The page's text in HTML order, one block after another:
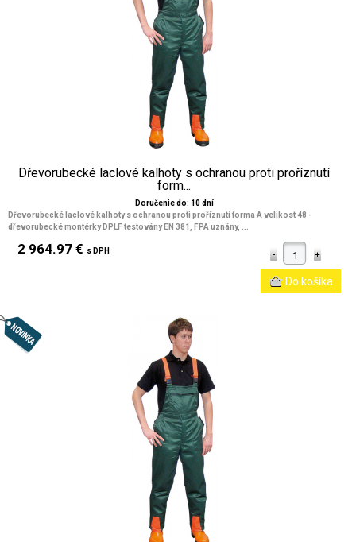
Dřevorubecké laclové kalhoty s ochranou proti proříznutí
form...
Doručenie do: 10 dní
Dřevorubecké laclové kalhoty s ochranou proti proříznutí forma A velikost 48 -
dřevorubecké montérky DPLF testovány EN 381, FPA uznány, ...
2 964.97 € s DPH